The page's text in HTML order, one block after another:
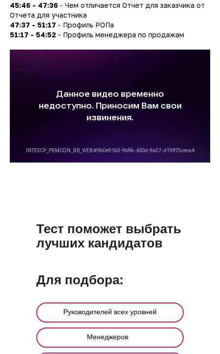
45:46 - 47:36 - Чем отличается Отчет для заказчика от
Отчета для участника
47:37 - 51:17 - Профиль РОПа
51:17 - 54:52 - Профиль менеджера по продажам
Тест поможет выбрать
лучших кандидатов
Менеджеров
Руководителей всех уровней
Для подбора: